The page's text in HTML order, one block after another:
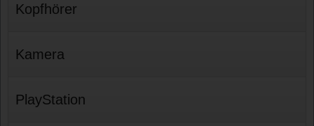
Kopfhörer
Kamera
PlayStation